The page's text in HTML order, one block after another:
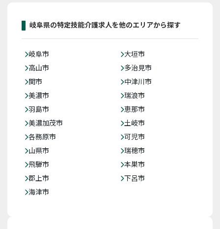
岐阜県の特定技能介護求人を他のエリアから探す
岐阜市
大垣市
高山市
多治見市
関市
中津川市
美濃市
瑞浪市
羽島市
恵那市
美濃加茂市
土岐市
各務原市
可児市
山県市
瑞穂市
飛騨市
本巣市
郡上市
下呂市
海津市